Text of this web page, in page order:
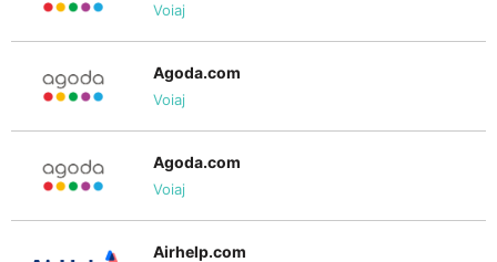
Voiaj
Agoda.com
Voiaj
Agoda.com
Voiaj
Airhelp.com